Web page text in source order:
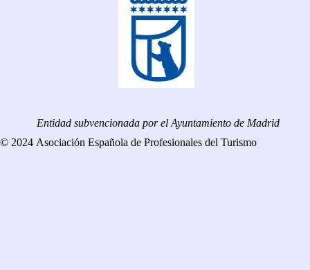
Entidad subvencionada por el Ayuntamiento de Madrid
© 2024 Asociación Española de Profesionales del Turismo